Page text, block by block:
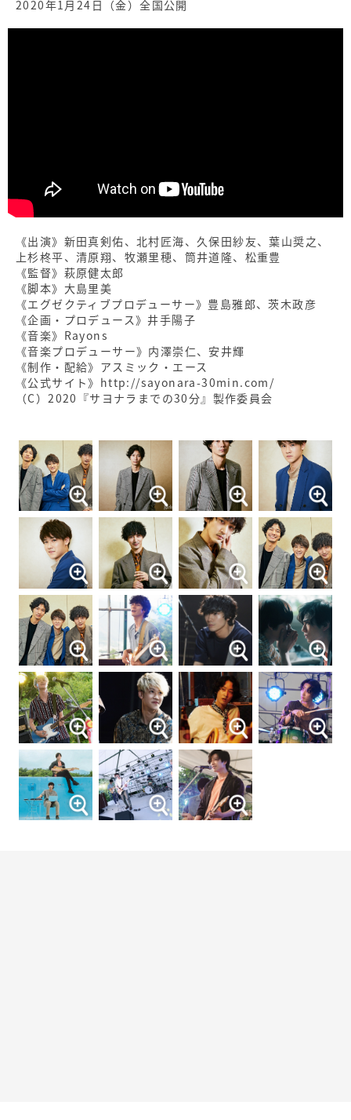
2020年1月24日（金）全国公開
《出演》新田真剣佑、北村匠海、久保田紗友、葉山奨之、
上杉柊平、清原翔、牧瀬里穂、筒井道隆、松重豊
《監督》萩原健太郎
《脚本》大島里美
《エグゼクティブプロデューサー》豊島雅郎、茨木政彦
《企画・プロデュース》井手陽子
《音楽》Rayons
《音楽プロデューサー》内澤崇仁、安井輝
《制作・配給》アスミック・エース
《公式サイト》http://sayonara-30min.com/
（C）2020『サヨナラまでの30分』製作委員会